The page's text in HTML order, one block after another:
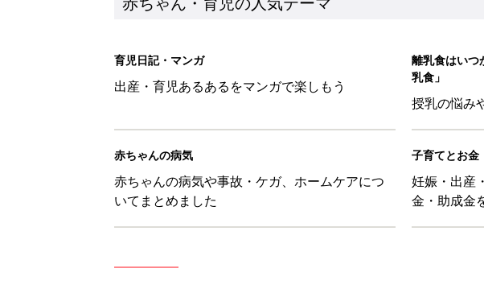
8月3日生まれはこんな人 365日のお誕生日占い【鏡リュ
赤ちゃん・育児
しまむら・GU…「一目ぼれした」「体形カバーができる
赤ちゃん・育児
【漫画】疲れている時に嬉しいのは、プラスアルファの